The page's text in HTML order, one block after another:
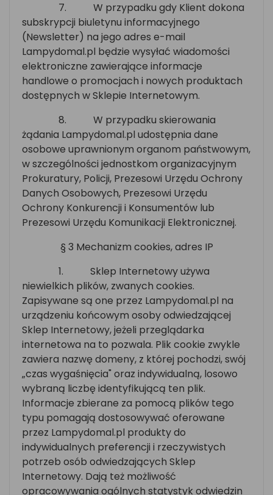
7.
W przypadku gdy Klient dokona
subskrypcji biuletynu informacyjnego
(Newsletter) na jego adres e-mail
Lampydomal.pl będzie wysyłać wiadomości
elektroniczne zawierające informacje
handlowe o promocjach i nowych produktach
dostępnych w Sklepie Internetowym.
8.
W przypadku skierowania
żądania Lampydomal.pl udostępnia dane
osobowe uprawnionym organom państwowym,
w szczególności jednostkom organizacyjnym
Prokuratury, Policji, Prezesowi Urzędu Ochrony
Danych Osobowych, Prezesowi Urzędu
Ochrony Konkurencji i Konsumentów lub
Prezesowi Urzędu Komunikacji Elektronicznej.
§ 3 Mechanizm cookies, adres IP
1.
Sklep Internetowy używa
niewielkich plików, zwanych cookies.
Zapisywane są one przez Lampydomal.pl na
urządzeniu końcowym osoby odwiedzającej
Sklep Internetowy, jeżeli przeglądarka
internetowa na to pozwala. Plik cookie zwykle
zawiera nazwę domeny, z której pochodzi, swój
„czas wygaśnięcia" oraz indywidualną, losowo
wybraną liczbę identyfikującą ten plik.
Informacje zbierane za pomocą plików tego
typu pomagają dostosowywać oferowane
przez Lampydomal.pl produkty do
indywidualnych preferencji i rzeczywistych
potrzeb osób odwiedzających Sklep
Internetowy. Dają też możliwość
opracowywania ogólnych statystyk odwiedzin